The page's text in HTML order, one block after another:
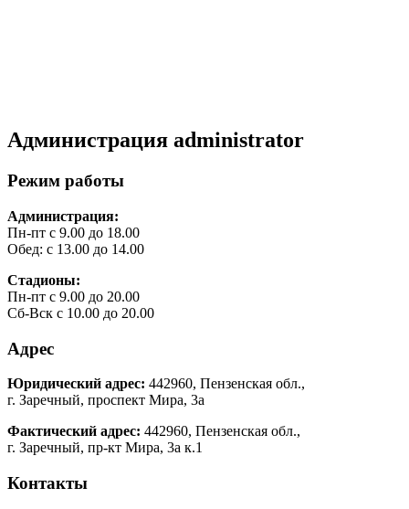
Администрация administrator
Режим работы
Администрация:
Пн-пт с 9.00 до 18.00
Обед: с 13.00 до 14.00
Стадионы:
Пн-пт с 9.00 до 20.00
Сб-Вск с 10.00 до 20.00
Адрес
Юридический адрес: 442960, Пензенская обл.,
г. Заречный, проспект Мира, 3а
Фактический адрес: 442960, Пензенская обл.,
г. Заречный, пр-кт Мира, 3а к.1
Контакты